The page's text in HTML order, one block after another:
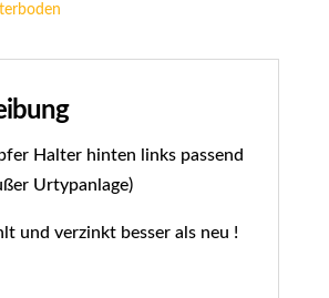
Halter hinten links passend
Urtypanlage)
und verzinkt besser als neu !